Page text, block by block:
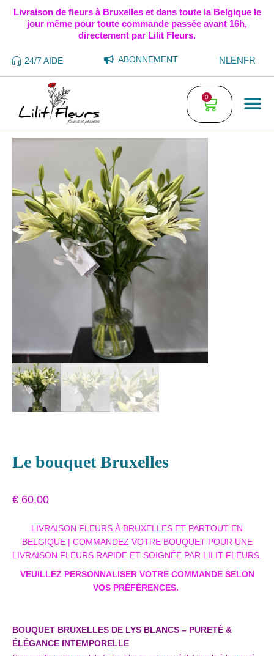
Livraison de fleurs à Bruxelles et dans toute la Belgique le
jour même pour toute commande passée avant 16h,
directement par Lilit Fleurs.
24/7 AIDE ABONNEMENT NLENFR
0
Le bouquet Bruxelles
€ 60,00
LIVRAISON FLEURS À BRUXELLES ET PARTOUT EN
BELGIQUE | COMMANDEZ VOTRE BOUQUET POUR UNE
LIVRAISON FLEURS RAPIDE ET SOIGNÉE PAR LILIT FLEURS.
VEUILLEZ PERSONNALISER VOTRE COMMANDE SELON
VOS PRÉFÉRENCES.
BOUQUET BRUXELLES DE LYS BLANCS – PURETÉ &
ÉLÉGANCE INTEMPORELLE